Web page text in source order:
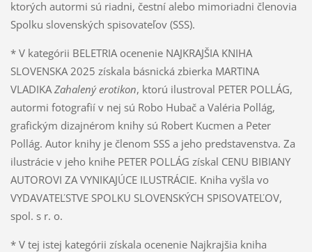
ktorých autormi sú riadni, čestní alebo mimoriadni členovia
Spolku slovenských spisovateľov (SSS).
* V kategórii BELETRIA ocenenie NAJKRAJŠIA KNIHA
SLOVENSKA 2025 získala básnická zbierka MARTINA
VLADIKAZahalený erotikon, ktorú ilustroval PETER POLLÁG,
autormi fotografií v nej sú Robo Hubač a Valéria Pollág,
grafickým dizajnérom knihy sú Robert Kucmen a Peter
Pollág. Autor knihy je členom SSS a jeho predstavenstva. Za
ilustrácie v jeho knihe PETER POLLÁG získal CENU BIBIANY
AUTOROVI ZA VYNIKAJÚCE ILUSTRÁCIE. Kniha vyšla vo
VYDAVATEĽSTVE SPOLKU SLOVENSKÝCH SPISOVATEĽOV,
spol. s r. o.
* V tej istej kategórii získala ocenenie Najkrajšia kniha